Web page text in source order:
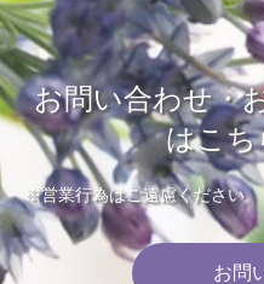
お問い合わせ・
はこち
※営業行為はご遠慮ください。
お問